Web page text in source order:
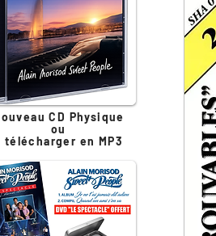
CD Physique
ou
télécharger en MP3